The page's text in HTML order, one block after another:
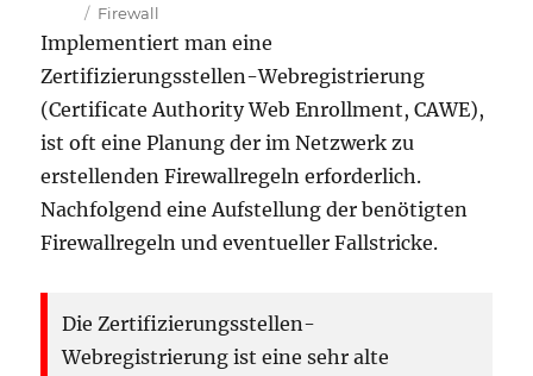
Schlagwörter
Firewall
Implementiert man eine
Zertifizierungsstellen-Webregistrierung
(Certificate Authority Web Enrollment, CAWE),
ist oft eine Planung der im Netzwerk zu
erstellenden Firewallregeln erforderlich.
Nachfolgend eine Aufstellung der benötigten
Firewallregeln und eventueller Fallstricke.
Die Zertifizierungsstellen-
Webregistrierung ist eine sehr alte